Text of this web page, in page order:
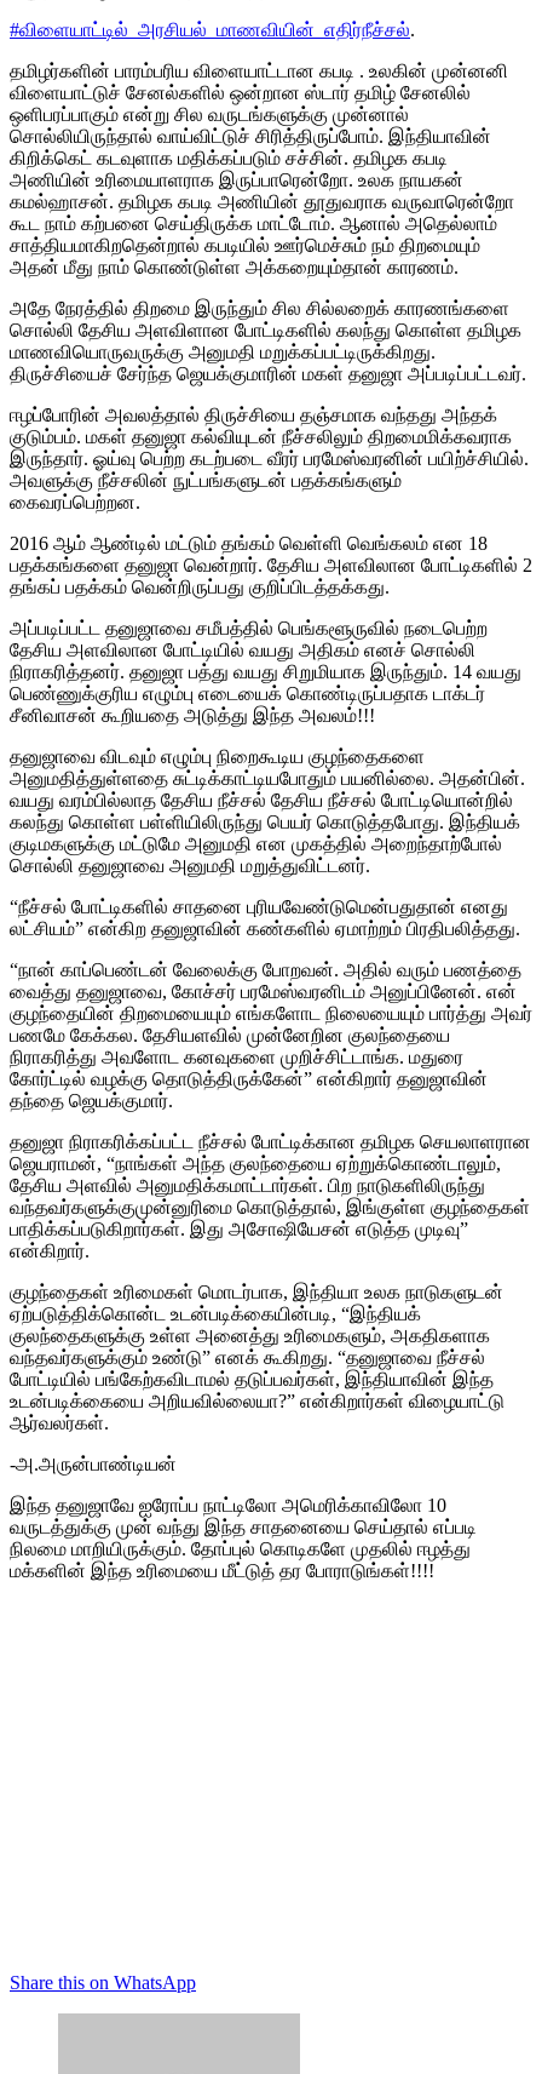
#விளையாட்டில்_அரசியல்_மாணவியின்_எதிர்நீச்சல்.
தமிழர்களின் பாரம்பரிய விளையாட்டான கபடி . உலகின் முன்னனி
விளையாட்டுச் சேனல்களில் ஒன்றான ஸ்டார் தமிழ் சேனலில்
ஒளிபரப்பாகும் என்று சில வருடங்களுக்கு முன்னால்
சொல்லியிருந்தால் வாய்விட்டுச் சிரித்திருப்போம். இந்தியாவின்
கிறிக்கெட் கடவுளாக மதிக்கப்படும் சச்சின். தமிழக கபடி
அணியின் உரிமையாளராக இருப்பாரென்றோ. உலக நாயகன்
கமல்ஹாசன். தமிழக கபடி அணியின் தூதுவராக வருவாரென்றோ
கூட நாம் கற்பனை செய்திருக்க மாட்டோம். ஆனால் அதெல்லாம்
சாத்தியமாகிறதென்றால் கபடியில் ஊர்மெச்சும் நம் திறமையும்
அதன் மீது நாம் கொண்டுள்ள அக்கறையும்தான் காரணம்.
அதே நேரத்தில் திறமை இருந்தும் சில சில்லறைக் காரணங்களை
சொல்லி தேசிய அளவிளான போட்டிகளில் கலந்து கொள்ள தமிழக
மாணவியொருவருக்கு அனுமதி மறுக்கப்பட்டிருக்கிறது.
திருச்சியைச் சேர்ந்த ஜெயக்குமாரின் மகள் தனுஜா அப்படிப்பட்டவர்.
ஈழப்போரின் அவலத்தால் திருச்சியை தஞ்சமாக வந்தது அந்தக்
குடும்பம். மகள் தனுஜா கல்வியுடன் நீச்சலிலும் திறமைமிக்கவராக
இருந்தார். ஓய்வு பெற்ற கடற்படை வீரர் பரமேஸ்வரனின் பயிற்ச்சியில்.
அவளுக்கு நீச்சலின் நுட்பங்களுடன் பதக்கங்களும்
கைவரப்பெற்றன.
2016 ஆம் ஆண்டில் மட்டும் தங்கம் வெள்ளி வெங்கலம் என 18
பதக்கங்களை தனுஜா வென்றார். தேசிய அளவிலான போட்டிகளில் 2
தங்கப் பதக்கம் வென்றிருப்பது குறிப்பிடத்தக்கது.
அப்படிப்பட்ட தனுஜாவை சமீபத்தில் பெங்களூருவில் நடைபெற்ற
தேசிய அளவிலான போட்டியில் வயது அதிகம் எனச் சொல்லி
நிராகரித்தனர். தனுஜா பத்து வயது சிறுமியாக இருந்தும். 14 வயது
பெண்ணுக்குரிய எழும்பு எடையைக் கொண்டிருப்பதாக டாக்டர்
சீனிவாசன் கூறியதை அடுத்து இந்த அவலம்!!!
தனுஜாவை விடவும் எழும்பு நிறைகூடிய குழந்தைகளை
அனுமதித்துள்ளதை சுட்டிக்காட்டியபோதும் பயனில்லை. அதன்பின்.
வயது வரம்பில்லாத தேசிய நீச்சல் தேசிய நீச்சல் போட்டியொன்றில்
கலந்து கொள்ள பள்ளியிலிருந்து பெயர் கொடுத்தபோது. இந்தியக்
குடிமகளுக்கு மட்டுமே அனுமதி என முகத்தில் அறைந்தாற்போல்
சொல்லி தனுஜாவை அனுமதி மறுத்துவிட்டனர்.
“நீச்சல் போட்டிகளில் சாதனை புரியவேண்டுமென்பதுதான் எனது
லட்சியம்” என்கிற தனுஜாவின் கண்களில் ஏமாற்றம் பிரதிபலித்தது.
“நான் காப்பெண்டன் வேலைக்கு போறவன். அதில் வரும் பணத்தை
வைத்து தனுஜாவை, கோச்சர் பரமேஸ்வரனிடம் அனுப்பினேன். என்
குழந்தையின் திறமையையும் எங்களோட நிலையையும் பார்த்து அவர்
பணமே கேக்கல. தேசியளவில் முன்னேறின குலந்தையை
நிராகரித்து அவளோட கனவுகளை முறிச்சிட்டாங்க. மதுரை
கோர்ட்டில் வழக்கு தொடுத்திருக்கேன்” என்கிறார் தனுஜாவின்
தந்தை ஜெயக்குமார்.
தனுஜா நிராகரிக்கப்பட்ட நீச்சல் போட்டிக்கான தமிழக செயலாளரான
ஜெயராமன், “நாங்கள் அந்த குலந்தையை ஏற்றுக்கொண்டாலும்,
தேசிய அளவில் அனுமதிக்கமாட்டார்கள். பிற நாடுகளிலிருந்து
வந்தவர்களுக்குமுன்னுரிமை கொடுத்தால், இங்குள்ள குழந்தைகள்
பாதிக்கப்படுகிறார்கள். இது அசோஷியேசன் எடுத்த முடிவு”
என்கிறார்.
குழந்தைகள் உரிமைகள் மொடர்பாக, இந்தியா உலக நாடுகளுடன்
ஏற்படுத்திக்கொன்ட உடன்படிக்கையின்படி, “இந்தியக்
குலந்தைகளுக்கு உள்ள அனைத்து உரிமைகளும், அகதிகளாக
வந்தவர்களுக்கும் உண்டு” எனக் கூகிறது. “தனுஜாவை நீச்சல்
போட்டியில் பங்கேற்கவிடாமல் தடுப்பவர்கள், இந்தியாவின் இந்த
உடன்படிக்கையை அறியவில்லையா?” என்கிறார்கள் விழையாட்டு
ஆர்வலர்கள்.
-அ.அருன்பாண்டியன்
இந்த தனுஜாவே ஐரோப்ப நாட்டிலோ அமெரிக்காவிலோ 10
வருடத்துக்கு முன் வந்து இந்த சாதனையை செய்தால் எப்படி
நிலமை மாறியிருக்கும். தோப்புல் கொடிகளே முதலில் ஈழத்து
மக்களின் இந்த உரிமையை மீட்டுத் தர போராடுங்கள்!!!!
Share this on WhatsApp